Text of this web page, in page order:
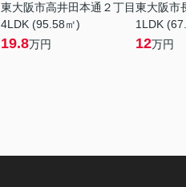
東大阪市高井田本通２丁目
4LDK (95.58㎡)
19.8万円
東大阪市
1LDK
12万円